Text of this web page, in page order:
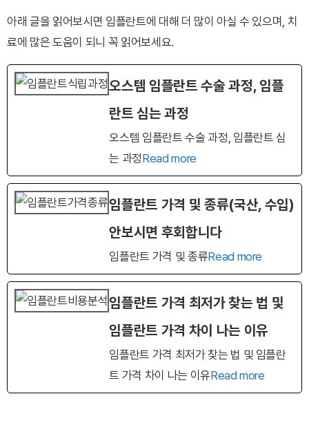
아래 글을 읽어보시면 임플란트에 대해 더 많이 아실 수 있으며, 치
료에 많은 도움이 되니 꼭 읽어보세요.
오스템 임플란트 수술 과정, 임플
란트 심는 과정
오스템 임플란트 수술 과정, 임플란트 심
는 과정Read more
임플란트 가격 및 종류(국산, 수입)
안보시면 후회합니다
임플란트 가격 및 종류Read more
임플란트 가격 최저가 찾는 법 및
임플란트 가격 차이 나는 이유
임플란트 가격 최저가 찾는 법 및 임플란
트 가격 차이 나는 이유Read more